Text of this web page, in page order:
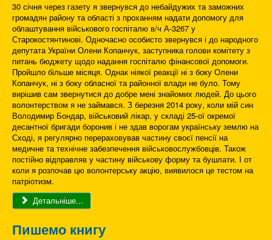
30 січня через газету я звернувся до небайдужих та заможних
громадян району та області з проханням надати допомогу для
облаштування військового госпіталю в/ч А-3267 у
Старокостянтинові. Одночасно особисто звернувся і до народного
депутата України Олени Копанчук, заступника голови комітету з
питань бюджету щодо надання госпіталю фінансової допомоги.
Пройшло більше місяця. Однак ніякої реакції ні з боку Олени
Копанчук, ні з боку обласної та районної влади не було. Тому
вирішив сам звернутися до добре мені знайомих людей. До цього
волонтерством я не займався. З березня 2014 року, коли мій син
Володимир Бондар, військовий лікар, у складі 25-ої окремої
десантної бригади боронив і не здав ворогам українську землю на
Сході, я регулярно перераховував частину своєї пенсії на
медичне та технічне забезпечення військовослужбовців. Також
постійно відправляв у частину військову форму та бушлати. І от
коли я розпочав цю волонтерську акцію, виявилося це тестом на
патріотизм.
Детальніше...
Пишемо книгу